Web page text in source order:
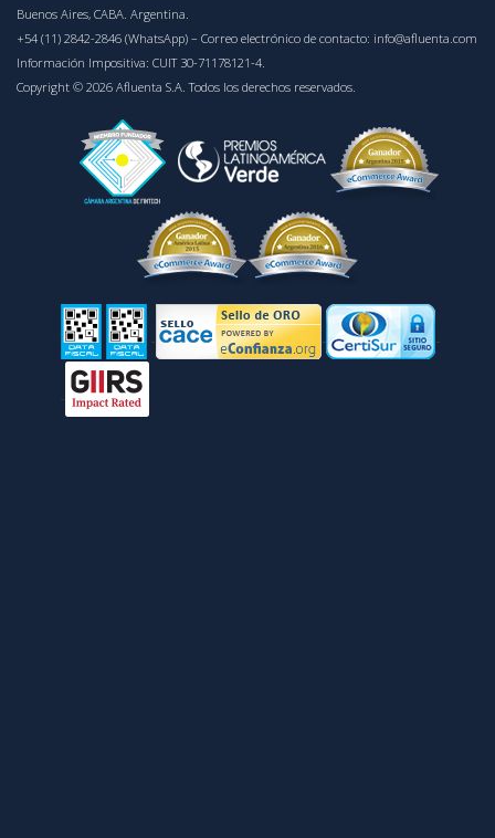
Buenos Aires, CABA. Argentina.
+54 (11) 2842-2846 (WhatsApp) – Correo electrónico de contacto: info@afluenta.com
Información Impositiva: CUIT 30-71178121-4.
Copyright © 2026 Afluenta S.A. Todos los derechos reservados.